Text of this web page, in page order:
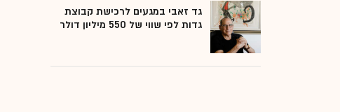
גד זאבי במגעים לרכישת קבוצת
גדות לפי שווי של 550 מיליון דולר